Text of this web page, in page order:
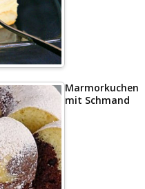
Marmorkuchen
mit Schmand